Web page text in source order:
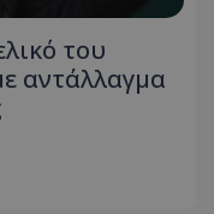
του
αντάλλαγμα